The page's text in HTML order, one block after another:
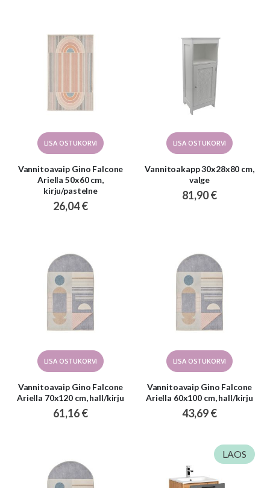
LISA OSTUKORVI
Vannitoavaip Gino Falcone
Ariella 50x60 cm,
kirju/pastelne
26,04 €
LISA OSTUKORVI
Vannitoakapp 30x28x80 cm,
valge
81,90 €
LISA OSTUKORVI
Vannitoavaip Gino Falcone
Ariella 70x120 cm, hall/kirju
61,16 €
LISA OSTUKORVI
Vannitoavaip Gino Falcone
Ariella 60x100 cm, hall/kirju
43,69 €
LAOS